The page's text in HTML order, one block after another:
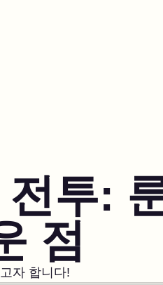
투:
점
자 합니다!